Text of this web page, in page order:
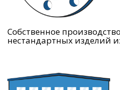
Собственное производство
нестандартных изделий